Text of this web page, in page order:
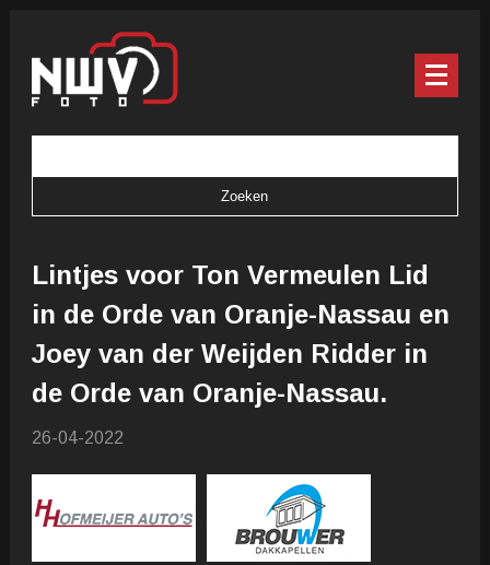
Lintjes voor Ton Vermeulen Lid
in de Orde van Oranje-Nassau en
Joey van der Weijden Ridder in
de Orde van Oranje-Nassau.
26-04-2022